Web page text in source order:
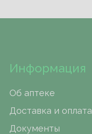
Информация
Об аптеке
Доставка и оплата
Документы